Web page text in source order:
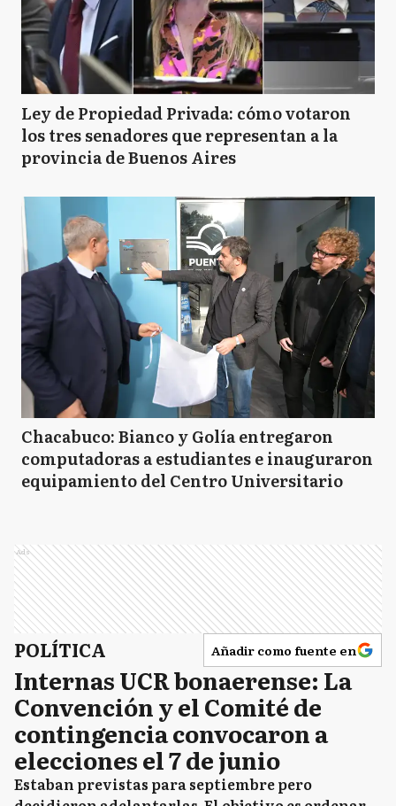
Ley de Propiedad Privada: cómo votaron
los tres senadores que representan a la
provincia de Buenos Aires
Chacabuco: Bianco y Golía entregaron
computadoras a estudiantes e inauguraron
equipamiento del Centro Universitario
Ads
POLÍTICA Añadir como fuente en
Internas UCR bonaerense: La
Convención y el Comité de
contingencia convocaron a
elecciones el 7 de junio
Estaban previstas para septiembre pero